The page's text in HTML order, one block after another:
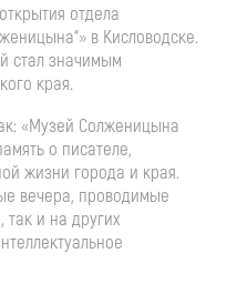
отдела
“» в Кисловодске.
стал значимым
края.
«Музей Солженицына
о писателе,
жизни города и края.
вечера, проводимые
так и на других